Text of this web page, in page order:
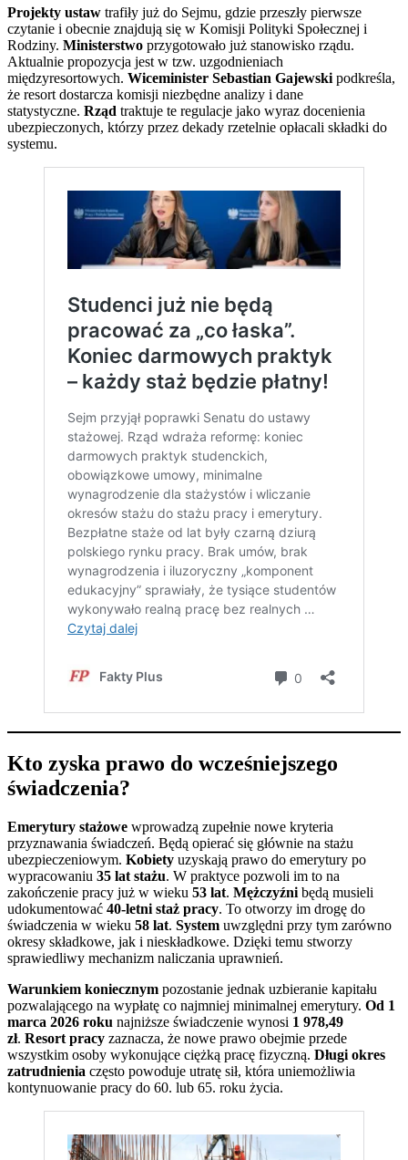
Projekty ustaw trafiły już do Sejmu, gdzie przeszły pierwsze
czytanie i obecnie znajdują się w Komisji Polityki Społecznej i
Rodziny. Ministerstwo przygotowało już stanowisko rządu.
Aktualnie propozycja jest w tzw. uzgodnieniach
międzyresortowych. Wiceminister Sebastian Gajewski podkreśla,
że resort dostarcza komisji niezbędne analizy i dane
statystyczne. Rząd traktuje te regulacje jako wyraz docenienia
ubezpieczonych, którzy przez dekady rzetelnie opłacali składki do
systemu.
Kto zyska prawo do wcześniejszego
świadczenia?
Emerytury stażowe wprowadzą zupełnie nowe kryteria
przyznawania świadczeń. Będą opierać się głównie na stażu
ubezpieczeniowym. Kobiety uzyskają prawo do emerytury po
wypracowaniu 35 lat stażu. W praktyce pozwoli im to na
zakończenie pracy już w wieku 53 lat. Mężczyźni będą musieli
udokumentować 40-letni staż pracy. To otworzy im drogę do
świadczenia w wieku 58 lat. System uwzględni przy tym zarówno
okresy składkowe, jak i nieskładkowe. Dzięki temu stworzy
sprawiedliwy mechanizm naliczania uprawnień.
Warunkiem koniecznym pozostanie jednak uzbieranie kapitału
pozwalającego na wypłatę co najmniej minimalnej emerytury. Od 1
marca 2026 roku najniższe świadczenie wynosi 1 978,49
zł. Resort pracy zaznacza, że nowe prawo obejmie przede
wszystkim osoby wykonujące ciężką pracę fizyczną. Długi okres
zatrudnienia często powoduje utratę sił, która uniemożliwia
kontynuowanie pracy do 60. lub 65. roku życia.